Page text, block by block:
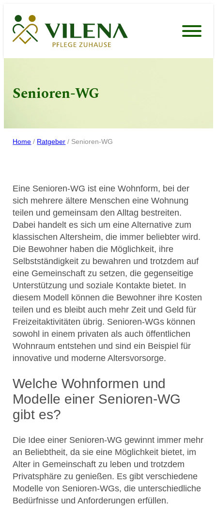
Inhalt
springen
Senioren-WG
Home / Ratgeber / Senioren-WG
Eine Senioren-WG ist eine Wohnform, bei der
sich mehrere ältere Menschen eine Wohnung
teilen und gemeinsam den Alltag bestreiten.
Dabei handelt es sich um eine Alternative zum
klassischen Altersheim, die immer beliebter wird.
Die Bewohner haben die Möglichkeit, ihre
Selbstständigkeit zu bewahren und trotzdem auf
eine Gemeinschaft zu setzen, die gegenseitige
Unterstützung und soziale Kontakte bietet. In
diesem Modell können die Bewohner ihre Kosten
teilen und es bleibt auch mehr Zeit und Geld für
Freizeitaktivitäten übrig. Senioren-WGs können
sowohl in einem privaten als auch öffentlichen
Wohnraum entstehen und sind ein Beispiel für
innovative und moderne Altersvorsorge.
Welche Wohnformen und
Modelle einer Senioren-WG
gibt es?
Die Idee einer Senioren-WG gewinnt immer mehr
an Beliebtheit, da sie eine Möglichkeit bietet, im
Alter in Gemeinschaft zu leben und trotzdem
Privatsphäre zu genießen. Es gibt verschiedene
Modelle von Senioren-WGs, die unterschiedliche
Bedürfnisse und Anforderungen erfüllen.